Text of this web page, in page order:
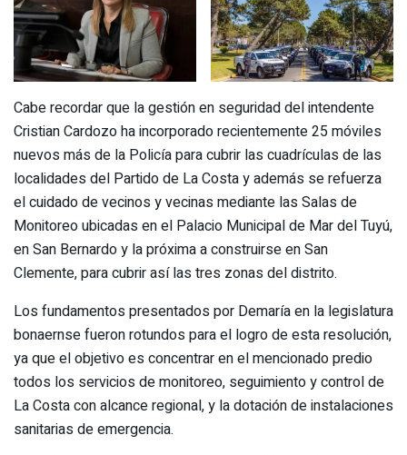
Cabe recordar que la gestión en seguridad del intendente
Cristian Cardozo ha incorporado recientemente 25 móviles
nuevos más de la Policía para cubrir las cuadrículas de las
localidades del Partido de La Costa y además se refuerza
el cuidado de vecinos y vecinas mediante las Salas de
Monitoreo ubicadas en el Palacio Municipal de Mar del Tuyú,
en San Bernardo y la próxima a construirse en San
Clemente, para cubrir así las tres zonas del distrito.
Los fundamentos presentados por Demaría en la legislatura
bonaernse fueron rotundos para el logro de esta resolución,
ya que el objetivo es concentrar en el mencionado predio
todos los servicios de monitoreo, seguimiento y control de
La Costa con alcance regional, y la dotación de instalaciones
sanitarias de emergencia.